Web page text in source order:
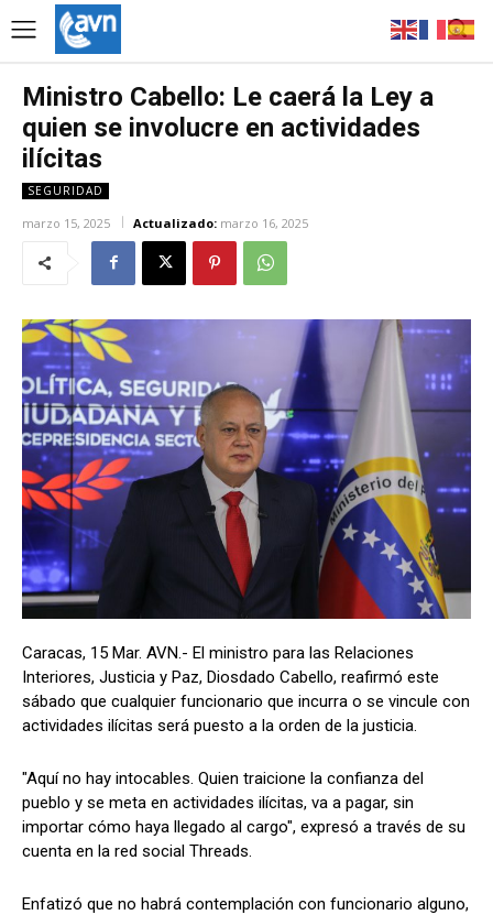
Ministro Cabello: Le caerá la Ley a
quien se involucre en actividades
ilícitas
SEGURIDAD
marzo 15, 2025 Actualizado: marzo 16, 2025
Caracas, 15 Mar. AVN.- El ministro para las Relaciones
Interiores, Justicia y Paz, Diosdado Cabello, reafirmó este
sábado que cualquier funcionario que incurra o se vincule con
actividades ilícitas será puesto a la orden de la justicia.
"Aquí no hay intocables. Quien traicione la confianza del
pueblo y se meta en actividades ilícitas, va a pagar, sin
importar cómo haya llegado al cargo", expresó a través de su
cuenta en la red social Threads.
Enfatizó que no habrá contemplación con funcionario alguno,